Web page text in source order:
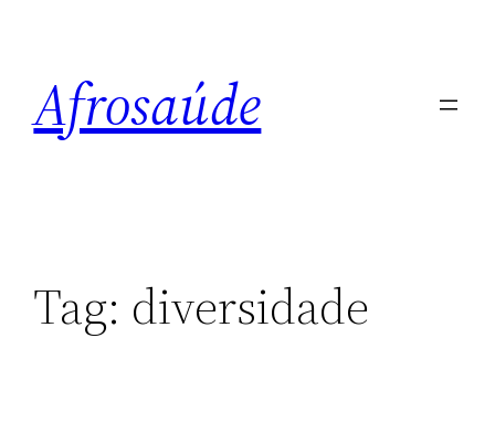
conteúdo
Afrosaúde
Tag: diversidade